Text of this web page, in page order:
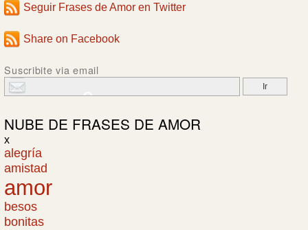
Seguir Frases de Amor en Twitter
Share on Facebook
Suscribite via email
NUBE DE FRASES DE AMOR
x
alegría
amistad
amor
besos
bonitas